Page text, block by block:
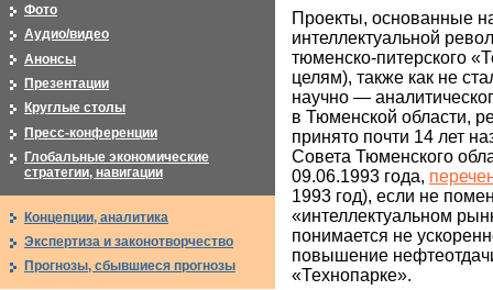
Проекты, основанные
интеллектуальной
тюменско-питерского
целям), также как не
научно —
в Тюменской области,
принято почти 14 лет
Совета Тюменского
09.06.1993 года,
1993 год), если не
«интеллектуальном
понимается не
повышение
«Технопарке».
Фото
Аудио/видео
Анонсы
Презентации
Круглые столы
Пресс-конференции
Глобальные экономические
стратегии, навигации
Концепции, аналитика
Экспертиза и законотворчество
Прогнозы, сбывшиеся прогнозы